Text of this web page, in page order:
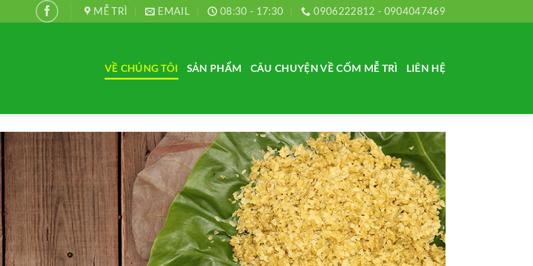
MỄ TRÌ EMAIL 08:30 - 17:30 0906222812 - 0904047469
VỀ CHÚNG TÔI SẢN PHẨM CÂU CHUYỆN VỀ CỐM MỄ TRÌ LIÊN HỆ